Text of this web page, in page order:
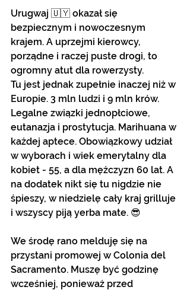
Urugwaj 🇺🇾 okazał się
bezpiecznym i nowoczesnym
krajem. A uprzejmi kierowcy,
porządne i raczej puste drogi, to
ogromny atut dla rowerzysty.
Tu jest jednak zupełnie inaczej niż w
Europie. 3 mln ludzi i 9 mln krów.
Legalne związki jednopłciowe,
eutanazja i prostytucja. Marihuana w
każdej aptece. Obowiązkowy udział
w wyborach i wiek emerytalny dla
kobiet - 55, a dla mężczyzn 60 lat. A
na dodatek nikt się tu nigdzie nie
śpieszy, w niedzielę cały kraj grilluje
i wszyscy piją yerba mate. 😎
We środę rano melduję się na
przystani promowej w Colonia del
Sacramento. Muszę być godzinę
wcześniej, ponieważ przed